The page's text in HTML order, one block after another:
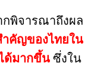
กพิจารณาถึงผล
ำคัญของไทยใน
ด้มากขึ้น ซึ่งใน